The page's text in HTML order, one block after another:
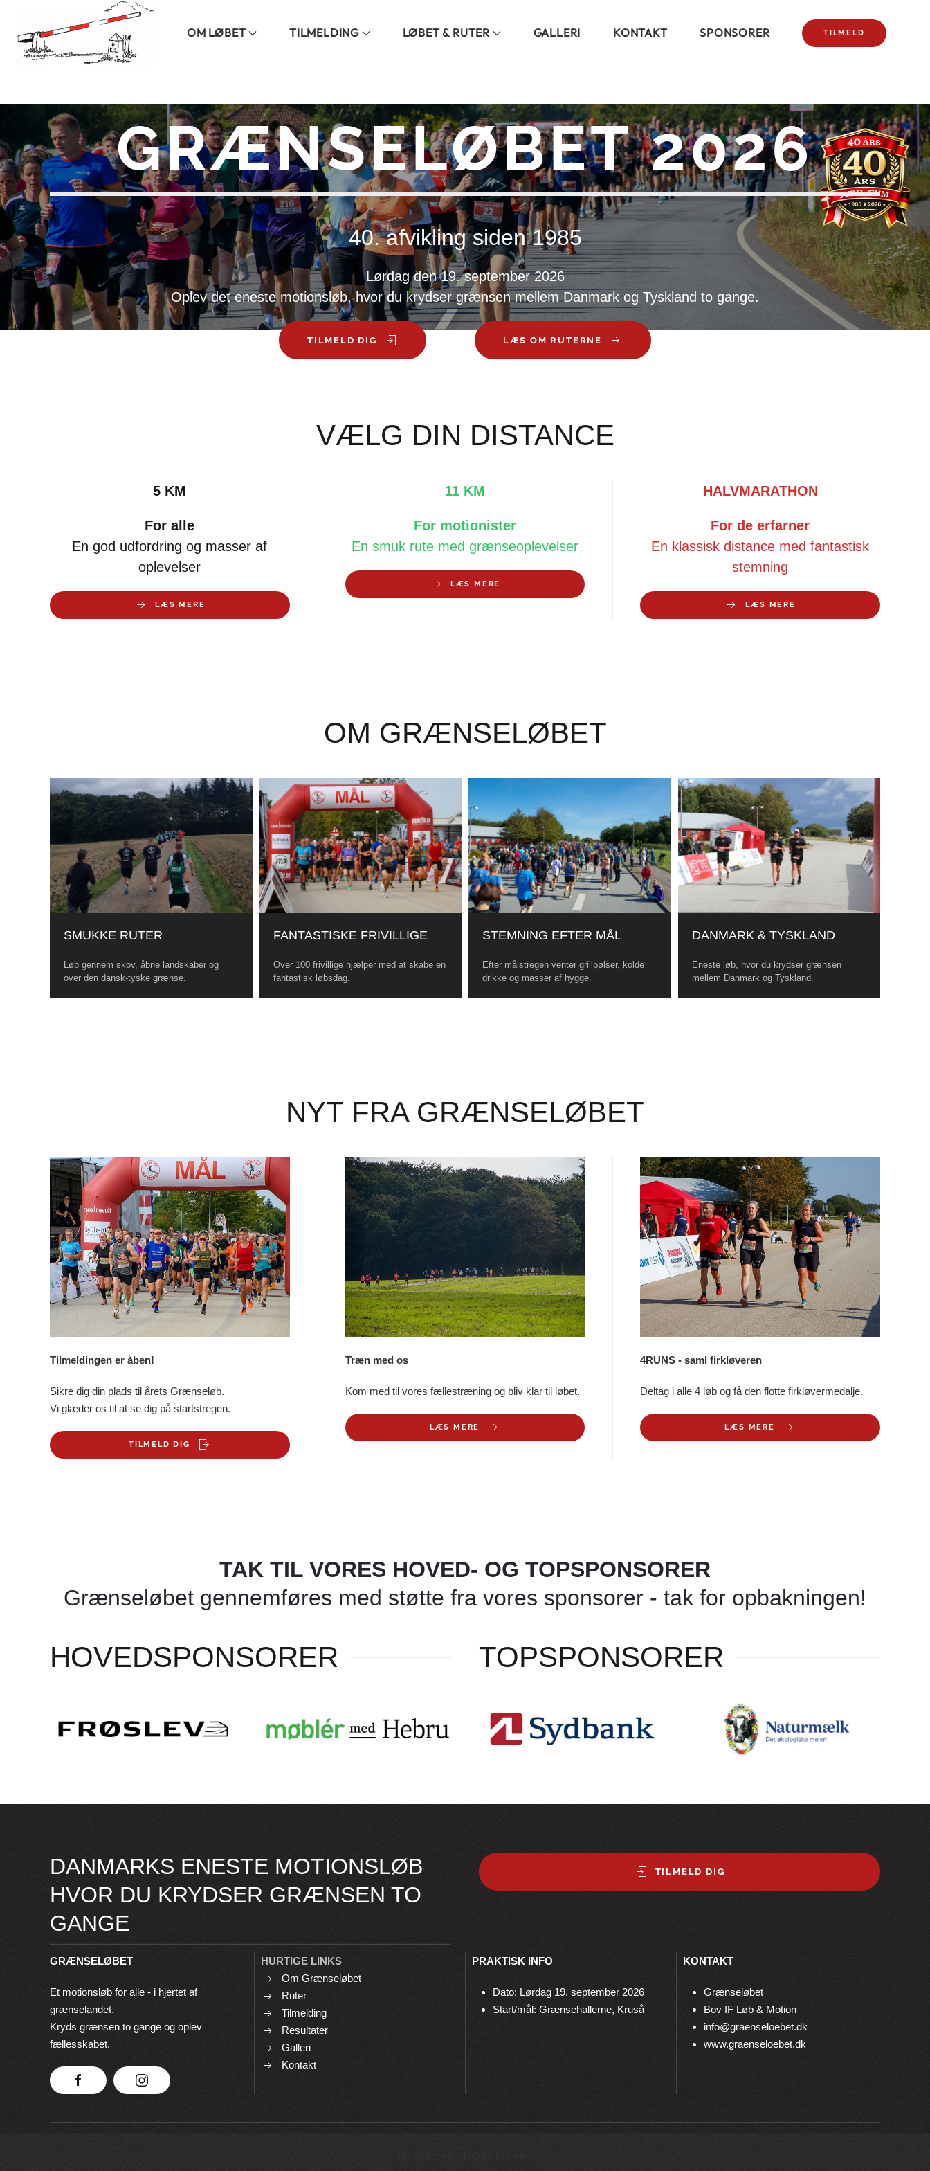
Skip to main content OM LØBET TILMELDING LØBET & RUTER GALLERI KONTAKT SPONSORER TILMELD
GRÆNSELØBET 2026
40. afvikling siden 1985
Lørdag den 19. september 2026
Oplev det eneste motionsløb, hvor du krydser grænsen mellem Danmark og Tyskland to gange.
TILMELD DIG LÆS OM RUTERNE
VÆLG DIN DISTANCE
5 KM
For alle
En god udfordring og masser af
oplevelser
LÆS MERE
11 KM
For motionister
En smuk rute med grænseoplevelser
LÆS MERE
HALVMARATHON
For de erfarner
En klassisk distance med fantastisk
stemning
LÆS MERE
OM GRÆNSELØBET
SMUKKE RUTER
Løb gennem skov, åbne landskaber og
over den dansk-tyske grænse.
FANTASTISKE FRIVILLIGE
Over 100 frivillige hjælper med at skabe en
fantastisk løbsdag.
STEMNING EFTER MÅL
Efter målstregen venter grillpølser, kolde
drikke og masser af hygge.
DANMARK & TYSKLAND
Eneste løb, hvor du krydser grænsen
mellem Danmark og Tyskland.
NYT FRA GRÆNSELØBET
Tilmeldingen er åben!
Sikre dig din plads til årets Grænseløb.
Vi glæder os til at se dig på startstregen.
TILMELD DIG
Træn med os
Kom med til vores fællestræning og bliv klar til løbet.
LÆS MERE
4RUNS - saml firkløveren
Deltag i alle 4 løb og få den flotte firkløvermedalje.
LÆS MERE
TAK TIL VORES HOVED- OG TOPSPONSORER
Grænseløbet gennemføres med støtte fra vores sponsorer - tak for opbakningen!
HOVEDSPONSORER TOPSPONSORER
DANMARKS ENESTE MOTIONSLØB
HVOR DU KRYDSER GRÆNSEN TO
GANGE
TILMELD DIG
GRÆNSELØBET
Et motionsløb for alle - i hjertet af
grænselandet.
Kryds grænsen to gange og oplev
fællesskabet.
HURTIGE LINKS
Om Grænseløbet
Ruter
Tilmelding
Resultater
Galleri
Kontakt
PRAKTISK INFO
Dato: Lørdag 19. september 2026
Start/mål: Grænsehallerne, Kruså
KONTAKT
Grænseløbet
Bov IF Løb & Motion
info@graenseloebet.dk
www.graenseloebet.dk